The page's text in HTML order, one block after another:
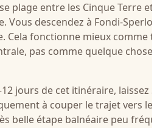
plage entre les Cinque Terre et
Vous descendez à Fondi-
Cela fonctionne mieux comme
pas comme quelque
jours de cet itinéraire, laissez
à couper le trajet vers le
belle étape balnéaire peu